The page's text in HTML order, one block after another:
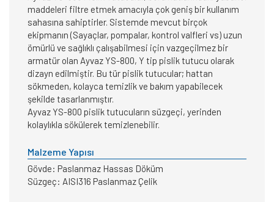
maddeleri filtre etmek amacıyla çok geniş bir kullanım
sahasına sahiptirler. Sistemde mevcut birçok
ekipmanın (Sayaçlar, pompalar, kontrol valfleri vs) uzun
ömürlü ve sağlıklı çalışabilmesi için vazgeçilmez bir
armatür olan Ayvaz YS-800, Y tip pislik tutucu olarak
dizayn edilmiştir. Bu tür pislik tutucular; hattan
sökmeden, kolayca temizlik ve bakım yapabilecek
şekilde tasarlanmıştır.
Ayvaz YS-800 pislik tutucuların süzgeçi, yerinden
kolaylıkla sökülerek temizlenebilir.
Malzeme Yapısı
Gövde: Paslanmaz Hassas Döküm
Süzgeç: AISI316 Paslanmaz Çelik